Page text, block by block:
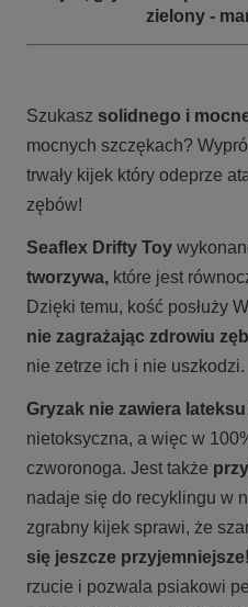
zielony -
Szukasz solidnego i
mocnych szczękach?
trwały kijek który odeprze
zębów!
Seaflex Drifty Toy
tworzywa, które jest
Dzięki temu, kość posłuży
nie zagrażając zdrowiu
nie zetrze ich i nie uszkodzi.
Gryzak nie zawiera
nietoksyczna, a więc w
czworonoga. Jest także
nadaje się do recyklingu w
zgrabny kijek sprawi, że
się jeszcze przyjemniejsze!
rzucie i pozwala psiakowi